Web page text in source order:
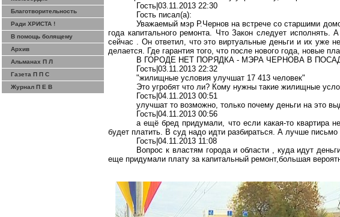
Благотворительность
Ради ХРИСТА !
В помощь болящему
Архив
Альманах П Л
Газета П П С
Журнал П Е В
Гость|03.11.2013 22:30
Гость писал(a):
Уважаемый мэр Р.Чернов на встрече со старшими
года капитального ремонта. Что Закон следует
сейчас . Он ответил, что это виртуальные деньги и их уже
делается. Где гарантия того, что после нового года, новые
В ГОРОДЕ НЕТ ПОРЯДКА - МЭРА ЧЕРНОВА В
Гость|03.11.2013 22:32
"жилищные условия улучшат 17 413 человек"
Этоугробят что ли? Кому нужны такие жилищные
Гость|04.11.2013 00:51
улучшат то возможно, только почему деньги на это
Гость|04.11.2013 00:56
а ещё бред придумали, что если какая-то квартира
будет платить. В суд надо идти разбираться. А лучше
Гость|04.11.2013 11:08
Вопрос к властям города и области , куда идут
еще придумали плату за капитальный ремонт,большая